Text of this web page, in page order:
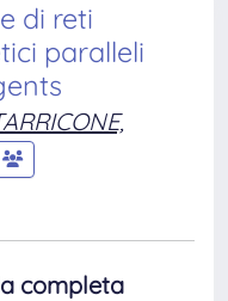
di reti
paralleli
completa